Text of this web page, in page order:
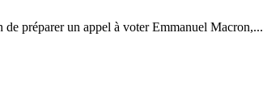
préparer un appel à voter Emmanuel Macron,...